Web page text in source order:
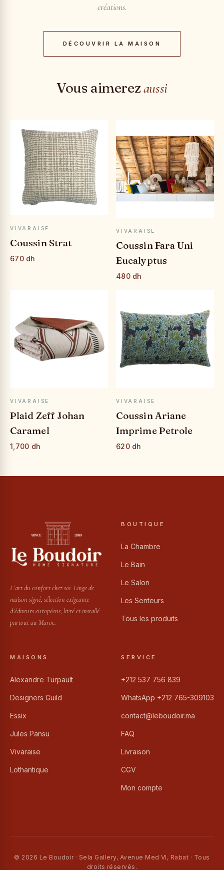
créations.
DÉCOUVRIR LA MAISON
Vous aimerezaussi
APERÇU RAPIDE
VIVARAISE
Coussin Strat
670 dh
APERÇU RAPIDE
VIVARAISE
Coussin Fara Uni
Eucalyptus
480 dh
APERÇU RAPIDE
VIVARAISE
Plaid Zeff Johan
Caramel
1,700 dh
APERÇU RAPIDE
VIVARAISE
Coussin Ariane
Imprime Petrole
620 dh
L’art du confort chez soi. Linge de
maison signé, sélection exigeante
d’éditeurs européens, livré et installé
partout au Maroc.
BOUTIQUE
La Chambre
Le Bain
Le Salon
Les Senteurs
Tous les produits
MAISONS
Alexandre Turpault
Designers Guild
Essix
Jules Pansu
Vivaraise
Lothantique
SERVICE
+212 537 756 839
WhatsApp +212 765-309103
contact@leboudoir.ma
FAQ
Livraison
CGV
Mon compte
© 2026 Le Boudoir · Sela Gallery, Avenue Med VI, Rabat · Tous
droits réservés.